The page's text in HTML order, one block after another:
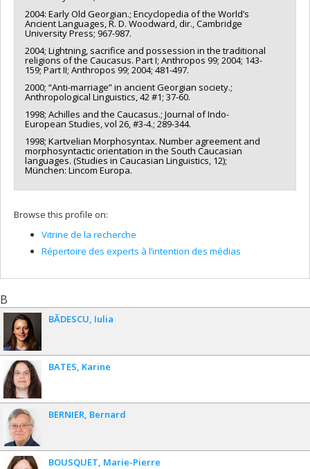
2004: Early Old Georgian.; Encyclopedia of the World’s
Ancient Languages, R. D. Woodward, dir., Cambridge
University Press; 967-987.
2004; Lightning, sacrifice and possession in the traditional
religions of the Caucasus. Part I; Anthropos 99; 2004; 143-
159; Part II; Anthropos 99; 2004; 481-497.
2000; “Anti-marriage” in ancient Georgian society.;
Anthropological Linguistics, 42 #1; 37-60.
1998; Achilles and the Caucasus.; Journal of Indo-
European Studies, vol 26, #3-4.; 289-344.
1998; Kartvelian Morphosyntax. Number agreement and
morphosyntactic orientation in the South Caucasian
languages. (Studies in Caucasian Linguistics, 12);
München: Lincom Europa.
Browse this profile on:
Vitrine de la recherche
Répertoire des experts à l’intention des médias
B
BĂDESCU Iulia
BATES Karine
BERNIER Bernard
BOUSQUET Marie-Pierre